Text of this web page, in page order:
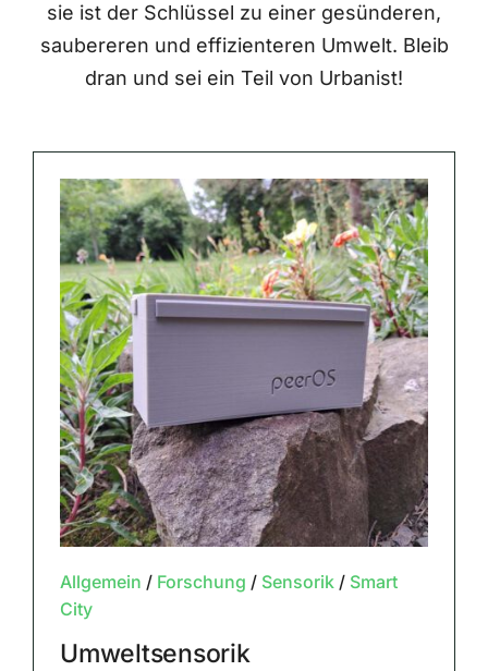
sie ist der Schlüssel zu einer gesünderen,
saubereren und effizienteren Umwelt. Bleib
dran und sei ein Teil von Urbanist!
Allgemein / Forschung / Sensorik/ Smart
City
Umweltsensorik